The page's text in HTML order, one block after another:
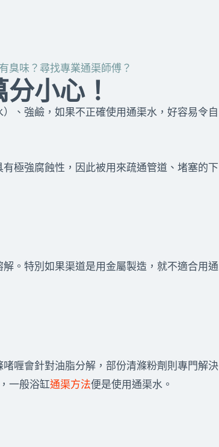
臭味？尋找專業通渠師傅？
小心！
、強鹼，如果不正確使用通渠水，好容易令自
極強腐蝕性，因此被用來疏通管道、堵塞的下
。特別如果渠道是用金屬製造，就不適合用通
喱會針對油脂分解，部份清滌粉劑則專門解決
一般浴缸通渠方法便是使用通渠水。